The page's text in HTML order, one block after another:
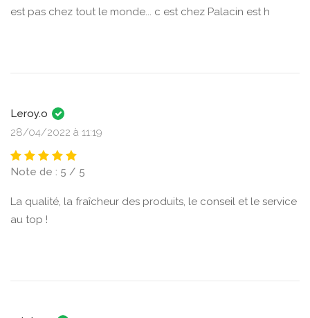
est pas chez tout le monde... c est chez Palacin est h
Leroy.o
28/04/2022 à 11:19
Note de : 5 / 5
La qualité, la fraîcheur des produits, le conseil et le service
au top !